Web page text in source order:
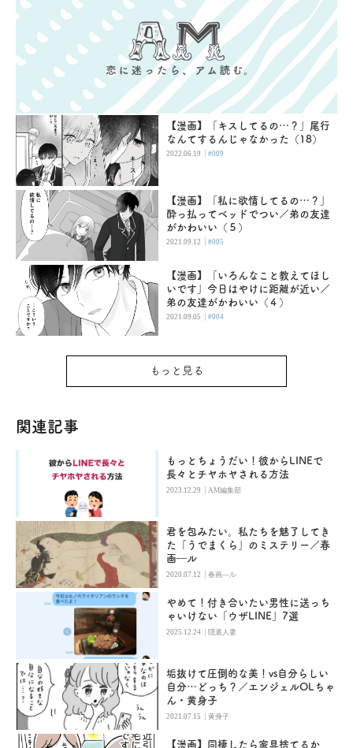
【漫画】「キスしてるの…？」尾行
なんてするんじゃなかった（18）
2022.06.19 |#009
【漫画】「私に欲情してるの…？」
酔っ払ってベッドでつい／弟の友達
がかわいい（５）
2021.09.12 |#005
【漫画】「いろんなこと教えてほし
いです」今日はやけに距離が近い／
弟の友達がかわいい（４）
2021.09.05 |#004
もっと見る
関連記事
もっとちょうだい！彼からLINEで
長々とチヤホヤされる方法
2023.12.29 |AM編集部
君を包みたい。私たちを魅了してき
た「うでまくら」のミステリー／春
画―ル
2020.07.12 |春画―ル
やめて！付き合いたい男性に送っち
ゃいけない「ウザLINE」7選
2025.12.24 |隠遁人妻
垢抜けて圧倒的な美！vs自分らしい
自分…どっち？／エンジェルOLちゃ
ん・黄身子
2021.07.15 |黄身子
【漫画】同棲したら家具捨てるか